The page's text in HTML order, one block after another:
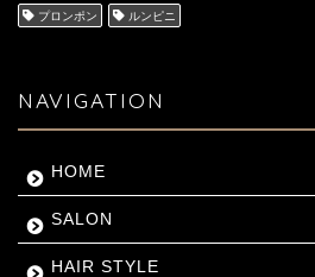
プロンポン ルンピニ
NAVIGATION
HOME
SALON
HAIR STYLE